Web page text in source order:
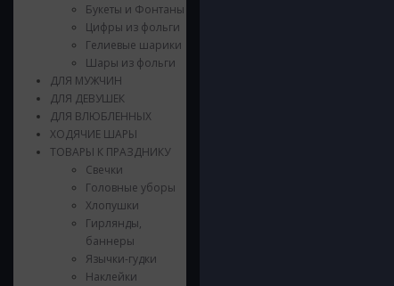
Букеты и Фонтаны
Цифры из фольги
Гелиевые шарики
Шары из фольги
ДЛЯ МУЖЧИН
ДЛЯ ДЕВУШЕК
ДЛЯ ВЛЮБЛЕННЫХ
ХОДЯЧИЕ ШАРЫ
ТОВАРЫ К ПРАЗДНИКУ
Свечки
Головные уборы
Хлопушки
Гирлянды,
баннеры
Язычки-гудки
Наклейки